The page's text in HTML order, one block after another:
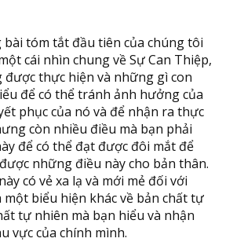
tóm tắt đầu tiên của chúng tôi
cái nhìn chung về Sự Can Thiệp,
được thực hiện và những gì con
để có thể tránh ảnh hưởng của
phục của nó và để nhận ra thực
còn nhiều điều mà bạn phải
để có thể đạt được đôi mắt để
những điều này cho bản thân.
có vẻ xa lạ và mới mẻ đối với
một biểu hiện khác về bản chất tự
tự nhiên mà bạn hiểu và nhận
vực của chính mình.